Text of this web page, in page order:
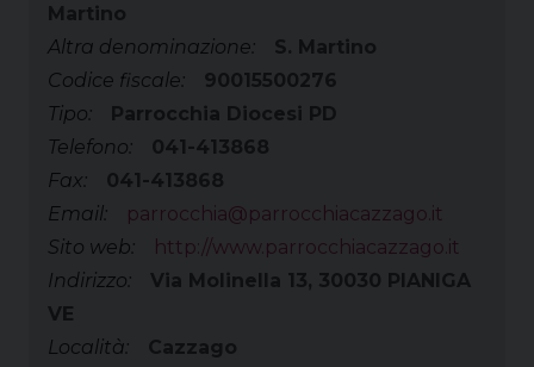
Martino
Altra denominazione:
S. Martino
Codice fiscale:
90015500276
Tipo:
Parrocchia Diocesi PD
Telefono:
041-413868
Fax:
041-413868
Email:
parrocchia@parrocchiacazzago.it
Sito web:
http://www.parrocchiacazzago.it
Indirizzo:
Via Molinella 13, 30030 PIANIGA
VE
Località:
Cazzago